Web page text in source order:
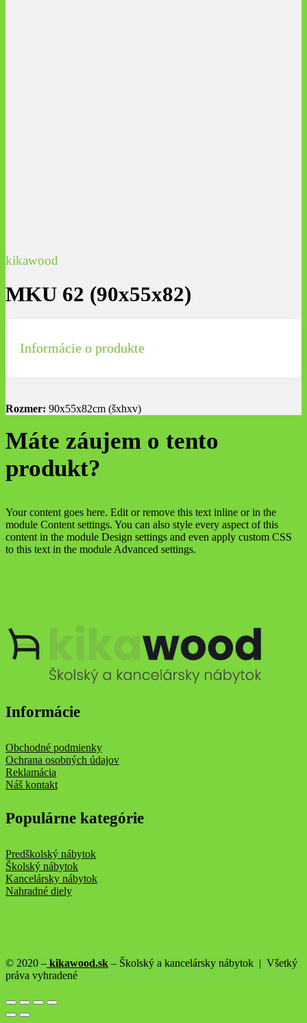
kikawood
MKU 62 (90x55x82)
Informácie o produkte
Rozmer: 90x55x82cm (šxhxv)
Máte záujem o tento
produkt?
Your content goes here. Edit or remove this text inline or in the
module Content settings. You can also style every aspect of this
content in the module Design settings and even apply custom CSS
to this text in the module Advanced settings.
Informácie
Obchodné podmienky
Ochrana osobných údajov
Reklamácia
Náš kontakt
Populárne kategórie
Predškolský nábytok
Školský nábytok
Kancelársky nábytok
Nahradné diely
© 2020 – kikawood.sk – Školský a kancelársky nábytok | Všetký
práva vyhradené